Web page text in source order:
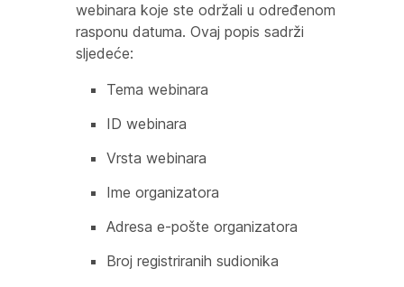
webinara koje ste održali u određenom
rasponu datuma. Ovaj popis sadrži
sljedeće:
Tema webinara
ID webinara
Vrsta webinara
Ime organizatora
Adresa e-pošte organizatora
Broj registriranih sudionika